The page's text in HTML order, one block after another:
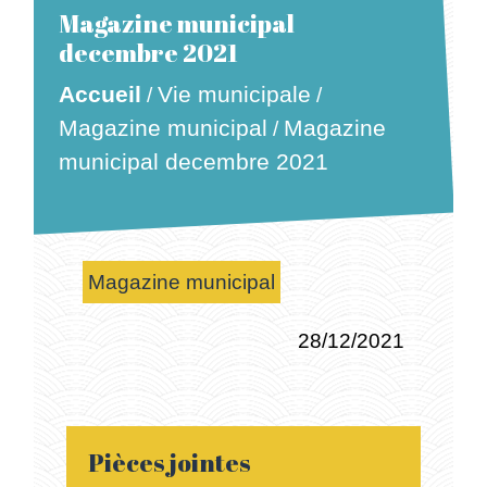
Magazine municipal
decembre 2021
Accueil /Vie municipale /
Magazine municipal / Magazine
municipal decembre 2021
Magazine municipal
28/12/2021
Pièces jointes